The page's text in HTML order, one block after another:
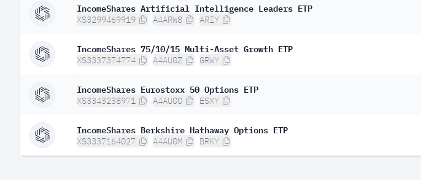
IncomeShares Artificial Intelligence Leaders ETP
XS3299469919 A4ARW8 ARIY
IncomeShares 75/10/15 Multi-Asset Growth ETP
XS3337374774 A4AU0Z GRWY
IncomeShares Eurostoxx 50 Options ETP
XS3343238971 A4AU00 ESXY
IncomeShares Berkshire Hathaway Options ETP
XS3337164027 A4AU0M BRKY